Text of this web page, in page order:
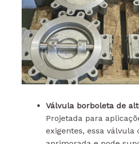
Válvula borboleta de
Projetada para
exigentes, essa válvula